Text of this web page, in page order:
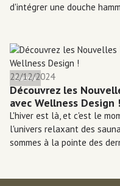
d'intégrer une douche
Sauna
22/12/2024
Découvrez les
avec Wellness Design !
L'hiver est là, et c'est le
l'univers relaxant des
sommes à la pointe des